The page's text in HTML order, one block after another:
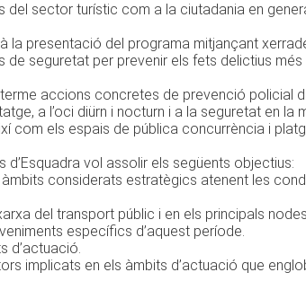
sector turístic com a la ciutadania en
presentació del programa mitjançant
seguretat per prevenir els fets delictius
accions concretes de prevenció policial
a l’oci diürn i nocturn i a la seguretat en la
com els espais de pública concurrència i
vol assolir els següents objectius:
considerats estratègics atenent les
del transport públic i en els principals
específics d’aquest període.
d’actuació.
implicats en els àmbits d’actuació que